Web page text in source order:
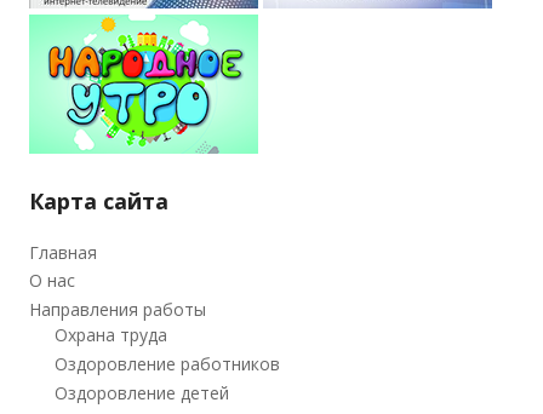
Карта сайта
Главная
О нас
Направления работы
Охрана труда
Оздоровление работников
Оздоровление детей